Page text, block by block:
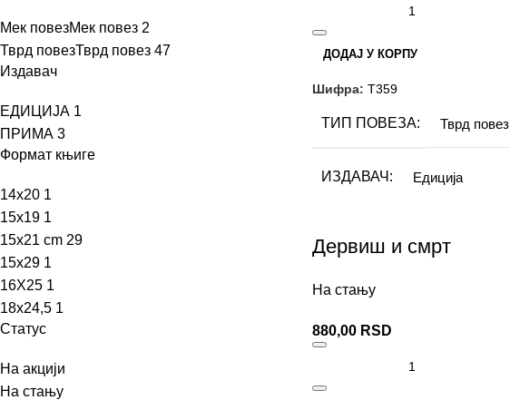
Мек повезМек повез 2
Тврд повезТврд повез 47
Издавач
ЕДИЦИЈА 1
ПРИМА 3
Формат књиге
14x20 1
15x19 1
15x21 cm 29
15x29 1
16X25 1
18x24,5 1
Статус
На акцији
На стању
ДОДАЈ У КОРПУ
Шифра: Т359
ТИП ПОВЕЗА Тврд повез
ИЗДАВАЧ Едиција
ФОРМАТ
БРОЈ СТРАНИЦА
ПИСМО
Дервиш и смрт
На стању
880,00 RSD